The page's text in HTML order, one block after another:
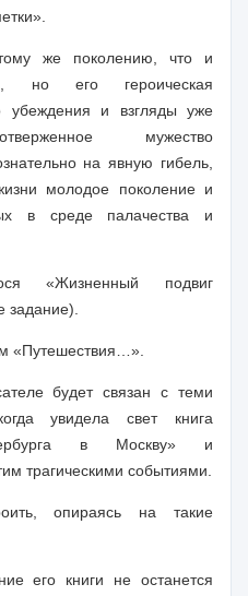
же поколению, что и
но его героическая
убеждения и взгляды уже
мужество
на явную гибель,
молодое поколение и
в среде палачества и
«Жизненный подвиг
задание).
«Путешествия…».
будет связан с теми
увидела свет книга
в Москву» и
трагическими событиями.
опираясь на такие
его книги не останется